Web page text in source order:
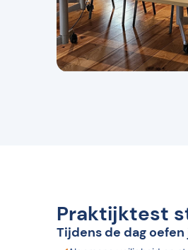
Praktijktest
Tijdens de dag oefen